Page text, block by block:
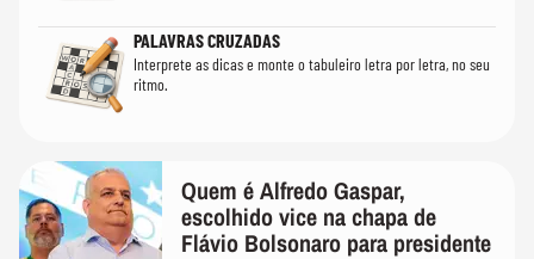
PALAVRAS CRUZADAS
Interprete as dicas e monte o tabuleiro letra por letra, no seu
ritmo.
Quem é Alfredo Gaspar,
escolhido vice na chapa de
Flávio Bolsonaro para presidente